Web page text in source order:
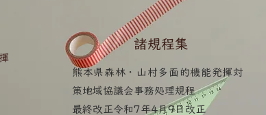
​諸規程集
熊本県森林・山村多面的機能発揮対
策地域協議会事務処理規程
最終改正令和7年4月9日改正